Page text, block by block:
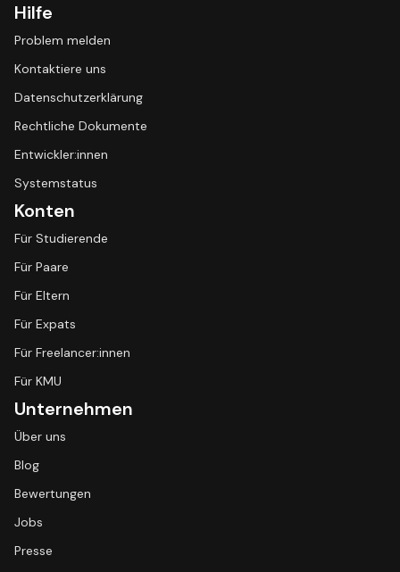
Hilfe
Problem melden
Kontaktiere uns
Datenschutzerklärung
Rechtliche Dokumente
Entwickler:innen
Systemstatus
Konten
Für Studierende
Für Paare
Für Eltern
Für Expats
Für Freelancer:innen
Für KMU
Unternehmen
Über uns
Blog
Bewertungen
Jobs
Presse